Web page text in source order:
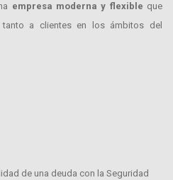
empresa moderna y flexible que
tanto a clientes en los ámbitos del
de una deuda con la Seguridad